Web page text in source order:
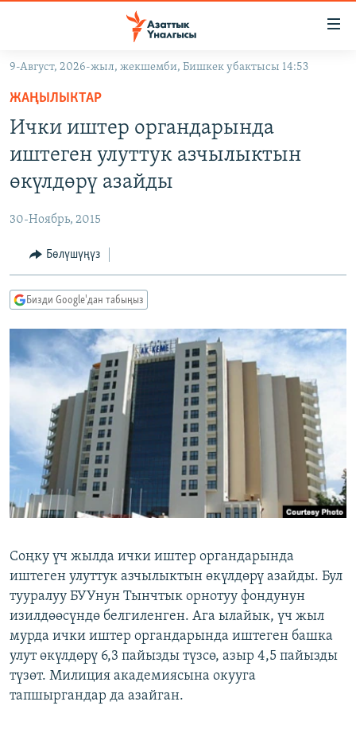
Навигацияга
өтүңүз
Издөөгө
салыңыз
МАДАНИЯТ
ТВ ПРОГРАММАЛАР
БҮГҮН АЗАТТЫКТА
ДАНИСТЕ
ЭЖЕ-СИҢДИЛЕР
АЗАТТЫК+
ЫҢГАЙСЫЗ СУРООЛОР
ПОДКАСТ
Русский
ОНЛАЙН ШЕРИНЕ
ЭЕ/АРнун бардык сайттары
9-Август, 2026-жыл, жекшемби, Бишкек убактысы 14:53
ЖАҢЫЛЫКТАР
Ички иштер органдарында
иштеген улуттук азчылыктын
өкүлдөрү азайды
30-Ноябрь, 2015
Бөлүшүңүз
Бизди Google'дан табыңыз
Соңку үч жылда ички иштер органдарында
иштеген улуттук азчылыктын өкүлдөрү азайды. Бул
тууралуу БУУнун Тынчтык орнотуу фондунун
изилдөөсүндө белгиленген. Ага ылайык, үч жыл
мурда ички иштер органдарында иштеген башка
улут өкүлдөрү 6,3 пайызды түзсө, азыр 4,5 пайызды
түзөт. Милиция академиясына окууга
тапшыргандар да азайган.